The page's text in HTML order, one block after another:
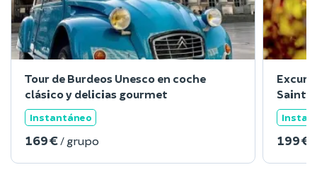
Tour de Burdeos Unesco en coche
clásico y delicias gourmet
Instantáneo
169 € / grupo
Saint
199 €